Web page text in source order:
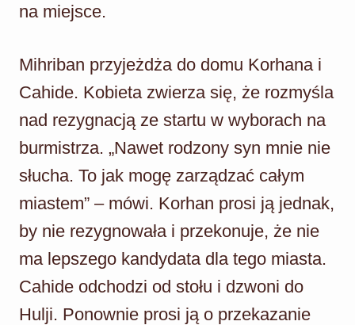
na miejsce.
Mihriban przyjeżdża do domu Korhana i
Cahide. Kobieta zwierza się, że rozmyśla
nad rezygnacją ze startu w wyborach na
burmistrza. „Nawet rodzony syn mnie nie
słucha. To jak mogę zarządzać całym
miastem” – mówi. Korhan prosi ją jednak,
by nie rezygnowała i przekonuje, że nie
ma lepszego kandydata dla tego miasta.
Cahide odchodzi od stołu i dzwoni do
Hulji. Ponownie prosi ją o przekazanie